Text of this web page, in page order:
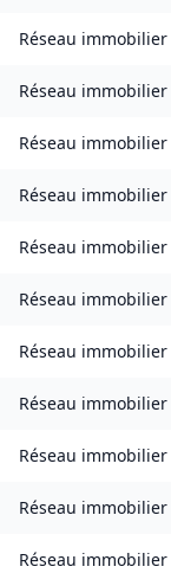
Réseau immobilier
Réseau immobilier
Réseau immobilier
Réseau immobilier
Réseau immobilier
Réseau immobilier
Réseau immobilier
Réseau immobilier
Réseau immobilier
Réseau immobilier
Réseau immobilier